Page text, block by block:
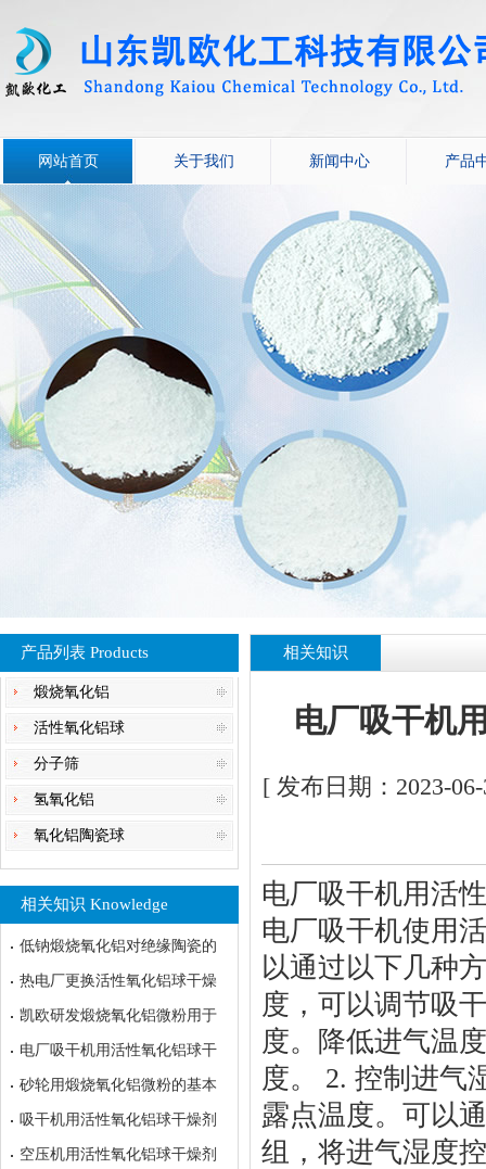
网站首页 关于我们 新闻中心 产品
产品列表 Products
煅烧氧化铝
活性氧化铝球
分子筛
氢氧化铝
氧化铝陶瓷球
相关知识 Knowledge
低钠煅烧氧化铝对绝缘陶瓷的
热电厂更换活性氧化铝球干燥
凯欧研发煅烧氧化铝微粉用于
电厂吸干机用活性氧化铝球干
砂轮用煅烧氧化铝微粉的基本
吸干机用活性氧化铝球干燥剂
空压机用活性氧化铝球干燥剂
相关知识
电厂吸干机
[ 发布日期：2023-
电厂吸干机用活
电厂吸干机使用
以通过以下几种
度，可以调节吸
度。降低进气温
度。 2. 控制进气
露点温度。可以
组，将进气湿度